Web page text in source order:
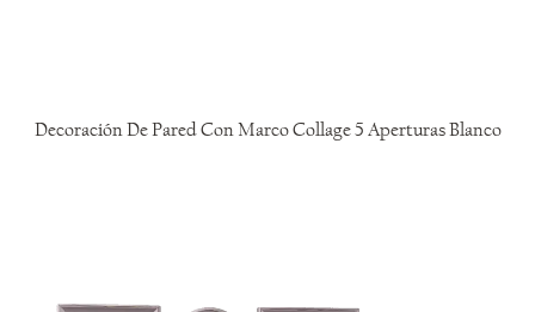
Decoración De Pared Con Marco Collage 5 Aperturas Blanco